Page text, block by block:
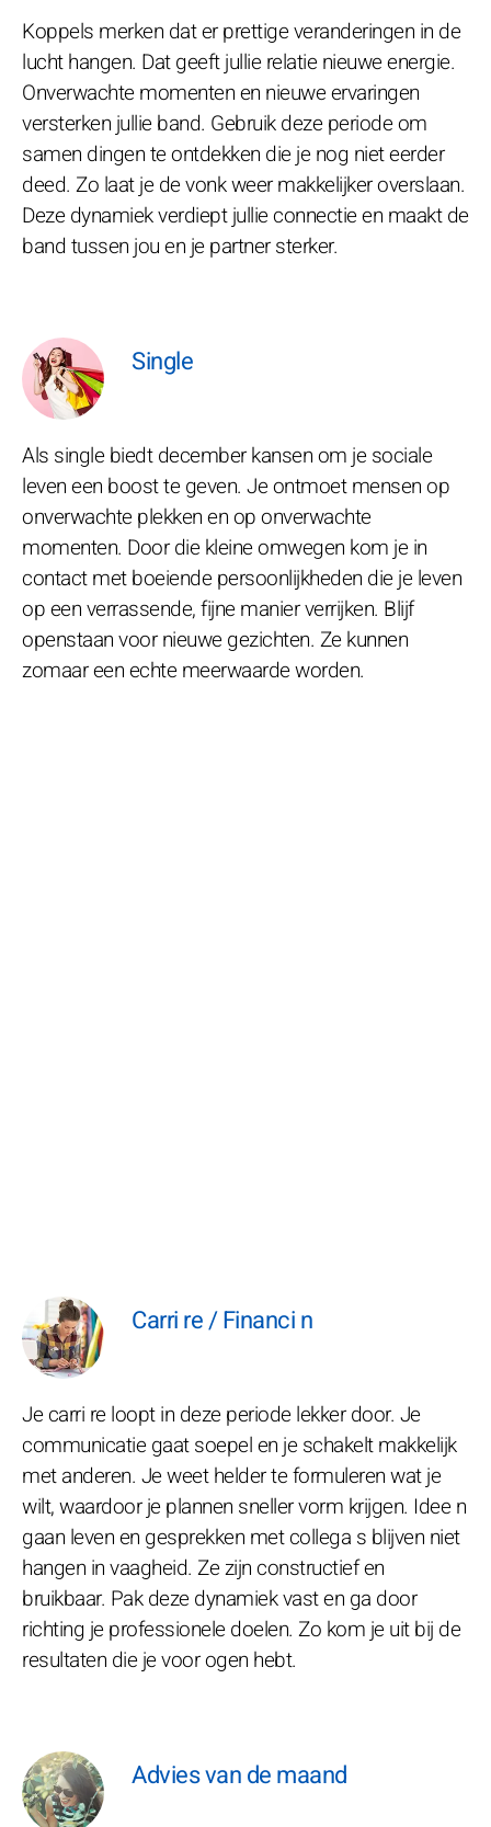
Koppels merken dat er prettige veranderingen in de
lucht hangen. Dat geeft jullie relatie nieuwe energie.
Onverwachte momenten en nieuwe ervaringen
versterken jullie band. Gebruik deze periode om
samen dingen te ontdekken die je nog niet eerder
deed. Zo laat je de vonk weer makkelijker overslaan.
Deze dynamiek verdiept jullie connectie en maakt de
band tussen jou en je partner sterker.
Single
Als single biedt december kansen om je sociale
leven een boost te geven. Je ontmoet mensen op
onverwachte plekken en op onverwachte
momenten. Door die kleine omwegen kom je in
contact met boeiende persoonlijkheden die je leven
op een verrassende, fijne manier verrijken. Blijf
openstaan voor nieuwe gezichten. Ze kunnen
zomaar een echte meerwaarde worden.
Carri re / Financi n
Je carri re loopt in deze periode lekker door. Je
communicatie gaat soepel en je schakelt makkelijk
met anderen. Je weet helder te formuleren wat je
wilt, waardoor je plannen sneller vorm krijgen. Idee n
gaan leven en gesprekken met collega s blijven niet
hangen in vaagheid. Ze zijn constructief en
bruikbaar. Pak deze dynamiek vast en ga door
richting je professionele doelen. Zo kom je uit bij de
resultaten die je voor ogen hebt.
Advies van de maand